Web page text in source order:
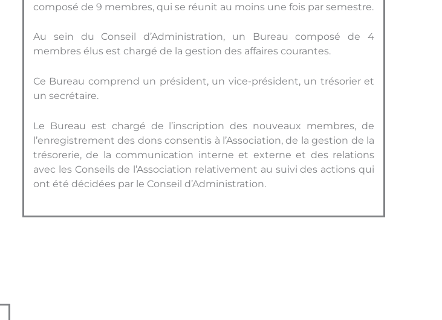
composé de 9 membres, qui se réunit au moins une fois par semestre.
Au sein du Conseil d’Administration, un Bureau composé de 4
membres élus est chargé de la gestion des affaires courantes.
Ce Bureau comprend un président, un vice-président, un trésorier et
un secrétaire.
Le Bureau est chargé de l’inscription des nouveaux membres, de
l’enregistrement des dons consentis à l’Association, de la gestion de la
trésorerie, de la communication interne et externe et des relations
avec les Conseils de l’Association relativement au suivi des actions qui
ont été décidées par le Conseil d’Administration.